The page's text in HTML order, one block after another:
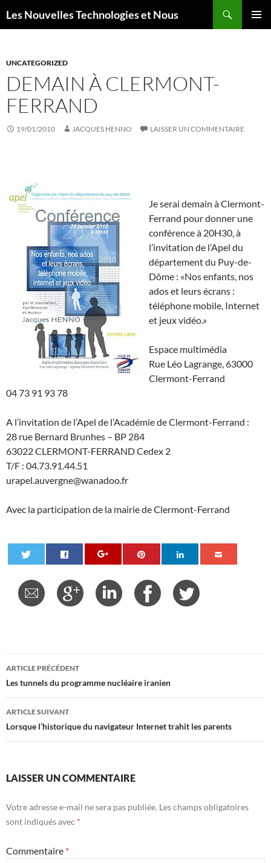
auLes Nouvelles Technologies et Nous
UNCATEGORIZED
DEMAIN À CLERMONT-
FERRAND
19/01/2010 JACQUES HENNO LAISSER UN COMMENTAIRE
Je serai demain à Clermont-
Ferrand pour donner une
conférence à 20H30, à
l’invitation de l’Apel du
département du Puy-de-
Dôme : «Nos enfants, nos
ados et leurs écrans :
téléphone mobile, Internet
et jeux vidéo.»
Espace multimédia
Rue Léo Lagrange, 63000
Clermont-Ferrand
04 73 91 93 78
‎A l’invitation de l’Apel de l’Académie de Clermont-Ferrand :
28 rue Bernard Brunhes – BP 284
63022 CLERMONT-FERRAND Cedex 2
T/F : 04.73.91.44.51
urapel.auvergne@wanadoo.fr
Avec la participation de la mairie de Clermont-Ferrand
Navigation
des
articles
ARTICLE PRÉCÉDENT
Les tunnels du programme nucléaire iranien
ARTICLE SUIVANT
Lorsque l’historique du navigateur Internet trahit les parents
LAISSER UN COMMENTAIRE
Votre adresse e-mail ne sera pas publiée. Les champs obligatoires
sont indiqués avec *
Commentaire *